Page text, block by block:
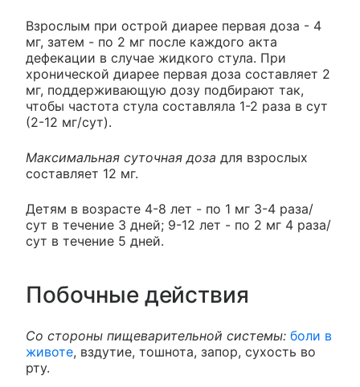
Взрослым при острой диарее первая доза - 4
мг, затем - по 2 мг после каждого акта
дефекации в случае жидкого стула. При
хронической диарее первая доза составляет 2
мг, поддерживающую дозу подбирают так,
чтобы частота стула составляла 1-2 раза в сут
(2-12 мг/сут).
Максимальная суточная доза для взрослых
составляет 12 мг.
Детям в возрасте 4-8 лет - по 1 мг 3-4 раза/
сут в течение 3 дней; 9-12 лет - по 2 мг 4 раза/
сут в течение 5 дней.
Побочные действия
Со стороны пищеварительной системы: боли в
животе, вздутие, тошнота, запор, сухость во
рту.